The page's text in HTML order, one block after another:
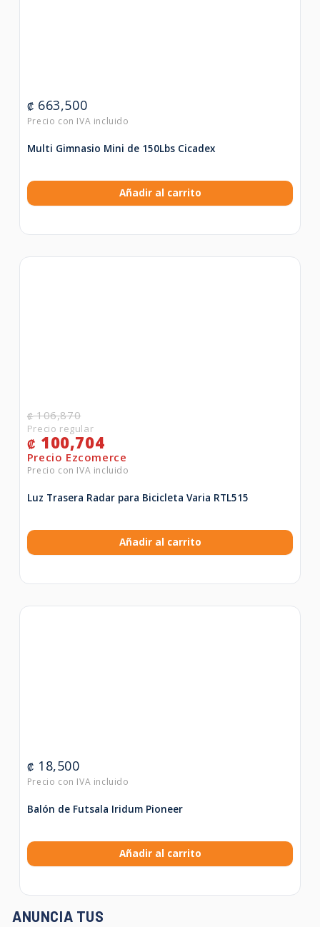
₡ 663,500
Multi Gimnasio Mini de 150Lbs Cicadex
Añadir al carrito
₡106,870
₡ 100,704
Luz Trasera Radar para Bicicleta Varia RTL515
Añadir al carrito
₡ 18,500
Balón de Futsala Iridum Pioneer
Añadir al carrito
ANUNCIA TUS